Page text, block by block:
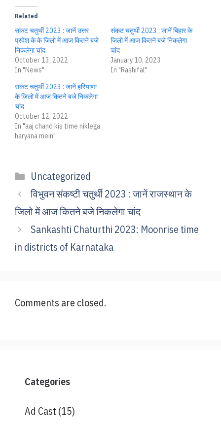
Related
संकट चतुर्थी 2023 : जानें उत्तर
प्रदेश के के जिलो में आज कितने बजे
निकलेगा चांद
October 13, 2022
In "News"
संकट चतुर्थी 2023 : जानें बिहार के
जिलो में आज कितने बजे निकलेगा
चांद
January 10, 2023
In "Rashifal"
संकट चतुर्थी 2023 : जानें हरियाणा
के जिलो में आज कितने बजे निकलेगा
चांद
October 12, 2022
In "aaj chand kis time niklega
haryana mein"
Categories
Uncategorized
विभुवन संकष्टी चतुर्थी 2023 : जानें राजस्थान के
जिलो में आज कितने बजे निकलेगा चांद
Sankashti Chaturthi 2023: Moonrise time
in districts of Karnataka
Comments are closed.
Categories
Ad Cast (15)